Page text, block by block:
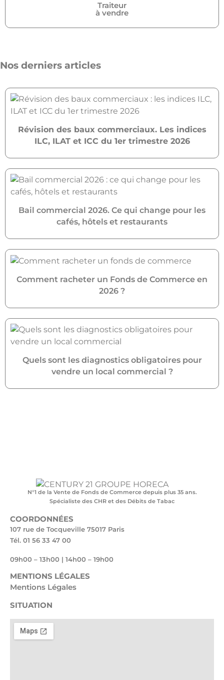
Traiteur
à vendre
Nos derniers articles
Révision des baux commerciaux. Les indices
ILC, ILAT et ICC du 1er trimestre 2026
Bail commercial 2026. Ce qui change pour les
cafés, hôtels et restaurants
Comment racheter un Fonds de Commerce en
2026 ?
Quels sont les diagnostics obligatoires pour
vendre un local commercial ?
N°1 de la Vente de Fonds de Commerce depuis plus 35 ans.
Spécialiste des CHR et des Débits de Tabac
COORDONNÉES
107 rue de Tocqueville 75017 Paris
Tél. 01 56 33 47 00
09h00 – 13h00 | 14h00 – 19h00
MENTIONS LÉGALES
Mentions Légales
SITUATION